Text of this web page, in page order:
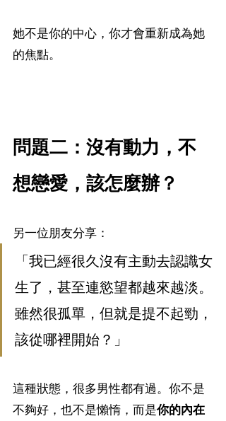
她不是你的中心，你才會重新成為她
的焦點。
問題二：沒有動力，不
想戀愛，該怎麼辦？
另一位朋友分享：
「我已經很久沒有主動去認識女
生了，甚至連慾望都越來越淡。
雖然很孤單，但就是提不起勁，
該從哪裡開始？」
這種狀態，很多男性都有過。你不是
不夠好，也不是懶惰，而是你的內在